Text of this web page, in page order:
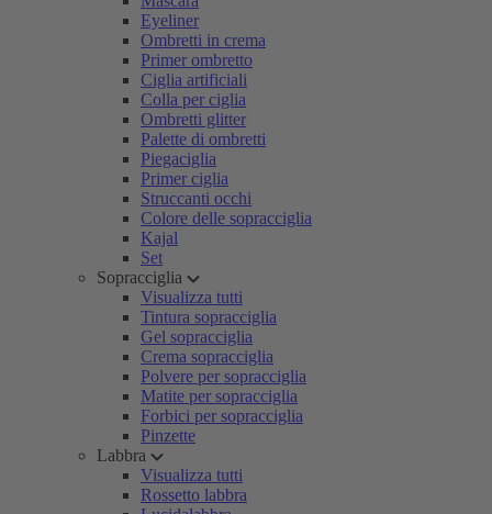
Eyeliner
Ombretti in crema
Primer ombretto
Ciglia artificiali
Colla per ciglia
Ombretti glitter
Palette di ombretti
Piegaciglia
Primer ciglia
Struccanti occhi
Colore delle sopracciglia
Kajal
Set
Sopracciglia
Visualizza tutti
Tintura sopracciglia
Gel sopracciglia
Crema sopracciglia
Polvere per sopracciglia
Matite per sopracciglia
Forbici per sopracciglia
Pinzette
Labbra
Visualizza tutti
Rossetto labbra